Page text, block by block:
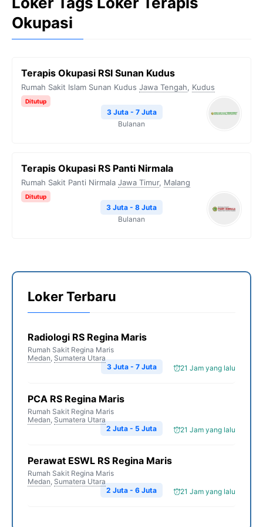
Okupasi
Terapis Okupasi RSI Sunan Kudus
Rumah Sakit Islam Sunan Kudus Jawa Tengah, Kudus
Ditutup
3 Juta - 7 Juta
Bulanan
Terapis Okupasi RS Panti Nirmala
Rumah Sakit Panti Nirmala Jawa Timur, Malang
Ditutup
3 Juta - 8 Juta
Bulanan
Loker Terbaru
Radiologi RS Regina Maris
Rumah Sakit Regina Maris
Medan, Sumatera Utara
21 Jam yang lalu
3 Juta - 7 Juta
PCA RS Regina Maris
Rumah Sakit Regina Maris
Medan, Sumatera Utara
21 Jam yang lalu
2 Juta - 5 Juta
Perawat ESWL RS Regina Maris
Rumah Sakit Regina Maris
Medan, Sumatera Utara
21 Jam yang lalu
2 Juta - 6 Juta